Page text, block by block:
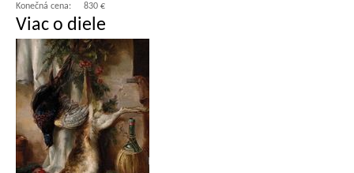
Konečná cena:
830 €
Viac o diele